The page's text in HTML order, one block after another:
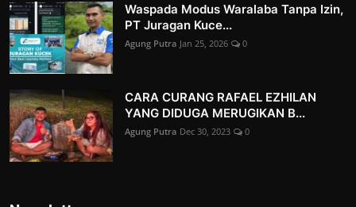
Waspada Modus Waralaba Tanpa Izin,
PT Juragan Kuce...
Agung Putra Jan 25, 2026 0
CARA CURANG RAFAEL EZHILAN
YANG DIDUGA MERUGIKAN B...
Agung Putra Dec 30, 2023 0